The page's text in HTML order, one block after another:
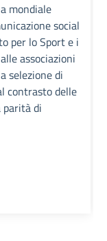
mondiale
social
per lo Sport e i
associazioni
selezione di
contrasto delle
parità di